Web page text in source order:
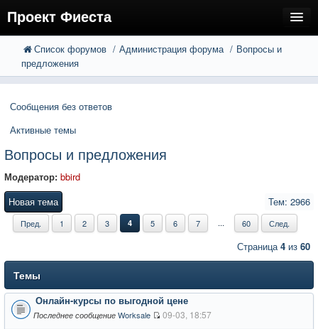
Проект Фиеста
FAQ
Регистрация
Вход
Поиск
Расширенный поиск
Список форумов Администрация форума
Вопросы и
предложения
Сообщения без ответов
Активные темы
Вопросы и предложения
Модератор: bbird
Новая тема
Тем: 2966
Пред. 1 2 3 4 5 6 7 ... 60 След.
Страница4 из 60
Темы
Онлайн-курсы по выгодной цене
Последнее сообщение Worksale 09-03, 18:57